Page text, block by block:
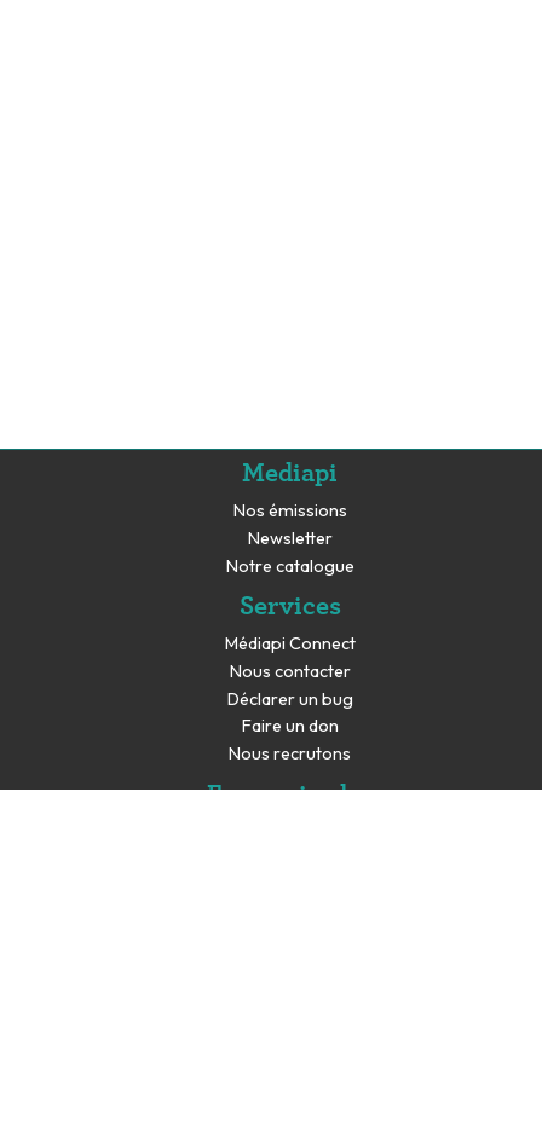
Mediapi
Nos émissions
Newsletter
Notre catalogue
Services
Médiapi Connect
Nous contacter
Déclarer un bug
Faire un don
Nous recrutons
En savoir plus